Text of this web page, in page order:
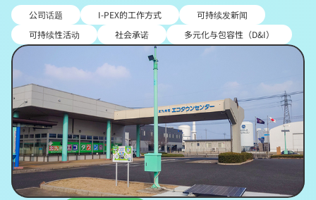
公司话题 I-PEX的工作方式
可持续发新闻
可持续性活动
社会承诺 多元化与包容性（D&I）